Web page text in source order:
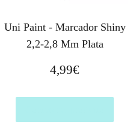
Uni Paint - Marcador Shiny
2,2-2,8 Mm Plata
4,99€